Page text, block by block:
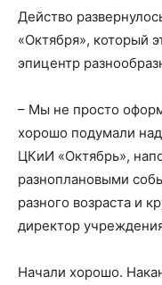
Действо
«Октября», который
эпицентр
– Мы не просто
хорошо подумали
ЦКиИ «Октябрь»,
разноплановыми
разного возраста и
директор
Начали хорошо.